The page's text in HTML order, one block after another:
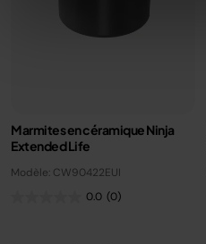
Marmites en céramique Ninja
Extended Life
Modèle: CW90422EUI
0.0 (0)